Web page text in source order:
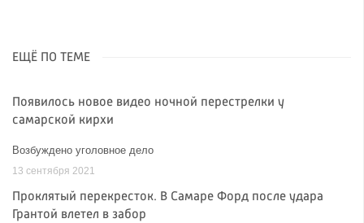
ЕЩЁ ПО ТЕМЕ
Появилось новое видео ночной перестрелки у
самарской кирхи
Возбуждено уголовное дело
13 сентября 2021
Проклятый перекресток. В Самаре Форд после удара
Грантой влетел в забор